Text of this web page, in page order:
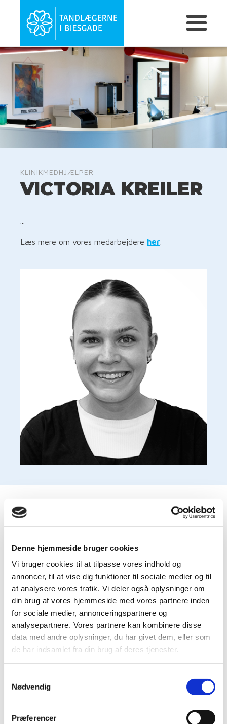
Denne hjemmeside bruger cookies
Vi bruger cookies til at tilpasse vores indhold og
annoncer, til at vise dig funktioner til sociale medier og til
at analysere vores trafik. Vi deler også oplysninger om
din brug af vores hjemmeside med vores partnere inden
for sociale medier, annonceringspartnere og
analysepartnere. Vores partnere kan kombinere disse
data med andre oplysninger, du har givet dem, eller som
de har indsamlet fra din brug af deres tjenester.
Nødvendig
Præferencer
KLINIKMEDHJÆLPER
VICTORIA KREILER
Læs mere om vores medarbejdere her
Åbningstider
Mandag
07:30 - 16:30
Tirsdag
07:30 - 16:30